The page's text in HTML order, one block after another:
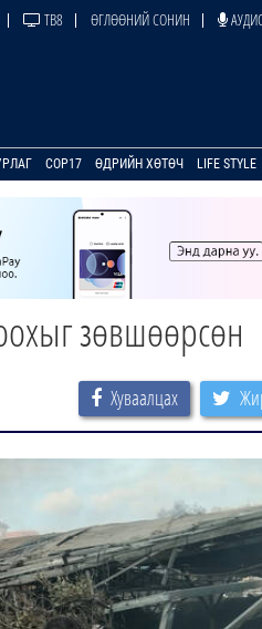
ТВ8 ӨГЛӨӨНИЙ СОНИН
COP17 ӨДРИЙН ХӨТӨЧ LIFE STYLE
зөвшөөрсөн
Хуваалцах